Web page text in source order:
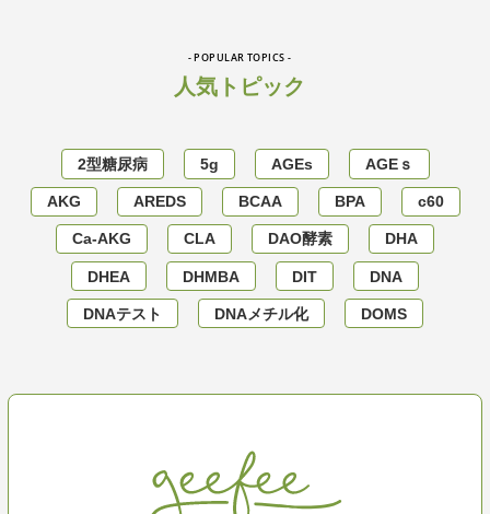
- POPULAR TOPICS -
人気トピック
2型糖尿病 5g AGEs AGEｓ
AKG AREDS BCAA BPA c60
Ca-AKG CLA DAO酵素 DHA
DHEA DHMBA DIT DNA
DNAテスト DNAメチル化 DOMS